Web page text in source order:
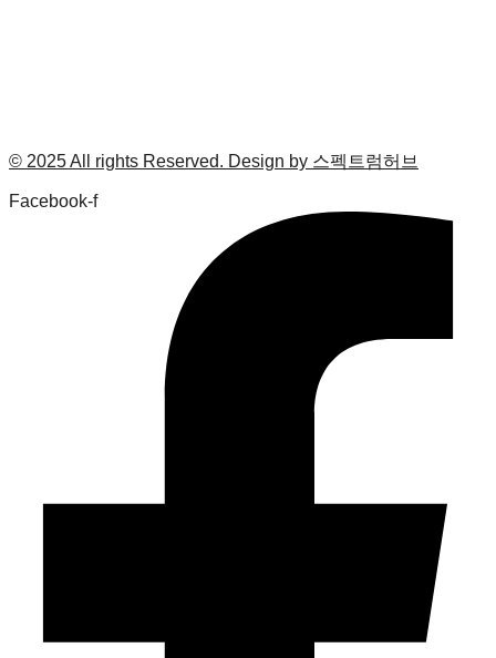
© 2025 All rights Reserved. Design by 스펙트럼허브
Facebook-f